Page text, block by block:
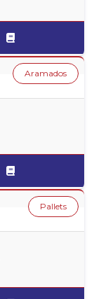
Aramados
Pallets